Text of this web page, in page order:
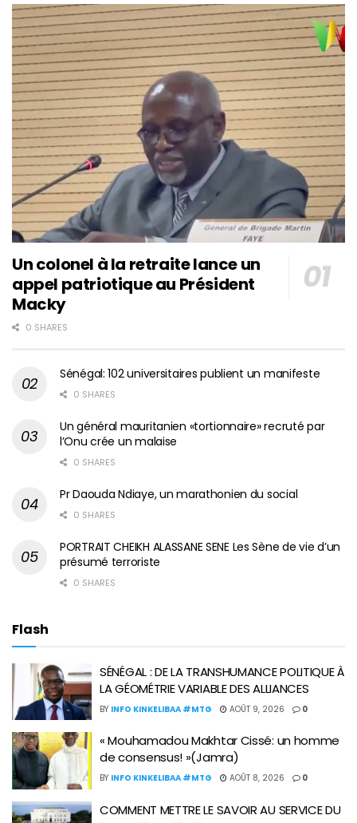
Un colonel à la retraite lance un
appel patriotique au Président
Macky
0 SHARES
Sénégal: 102 universitaires publient un manifeste
0 SHARES
Un général mauritanien «tortionnaire» recruté par
l’Onu crée un malaise
0 SHARES
Pr Daouda Ndiaye, un marathonien du social
0 SHARES
PORTRAIT CHEIKH ALASSANE SENE Les Sène de vie d’un
présumé terroriste
0 SHARES
Flash
SÉNÉGAL : DE LA TRANSHUMANCE POLITIQUE À
LA GÉOMÉTRIE VARIABLE DES ALLIANCES
BY INFO KINKELIBAA #MTG AOÛT 9, 2026 0
« Mouhamadou Makhtar Cissé: un homme
de consensus! »(Jamra)
BY INFO KINKELIBAA #MTG AOÛT 8, 2026 0
COMMENT METTRE LE SAVOIR AU SERVICE DU